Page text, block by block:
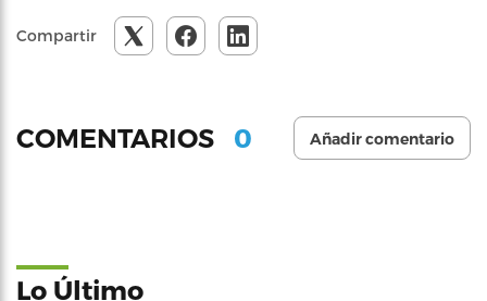
Compartir
COMENTARIOS 0 Añadir comentario
Lo Último